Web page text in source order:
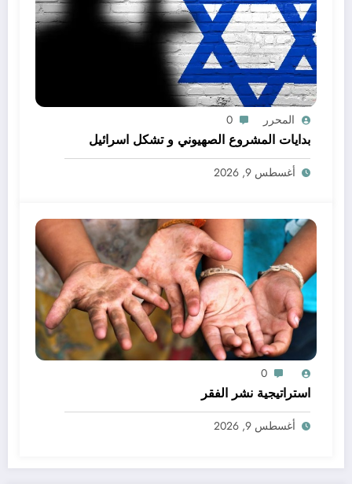
المحرر 0
بدايات المشروع الصهيوني و تشكل اسرائيل
أغسطس 9, 2026
0
استراتيجية نشر الفقر
أغسطس 9, 2026